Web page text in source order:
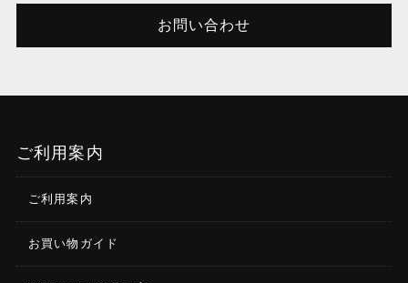
お問い合わせ
ご利用案内
ご利用案内
お買い物ガイド